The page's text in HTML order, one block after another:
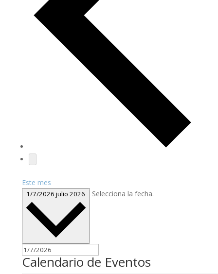
Este mes
1/7/2026julio 2026 Selecciona la fecha.
Calendario de Eventos